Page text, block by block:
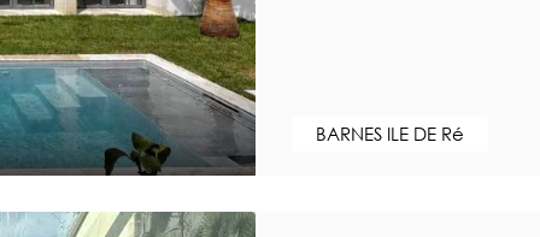
BARNES ILE DE Ré